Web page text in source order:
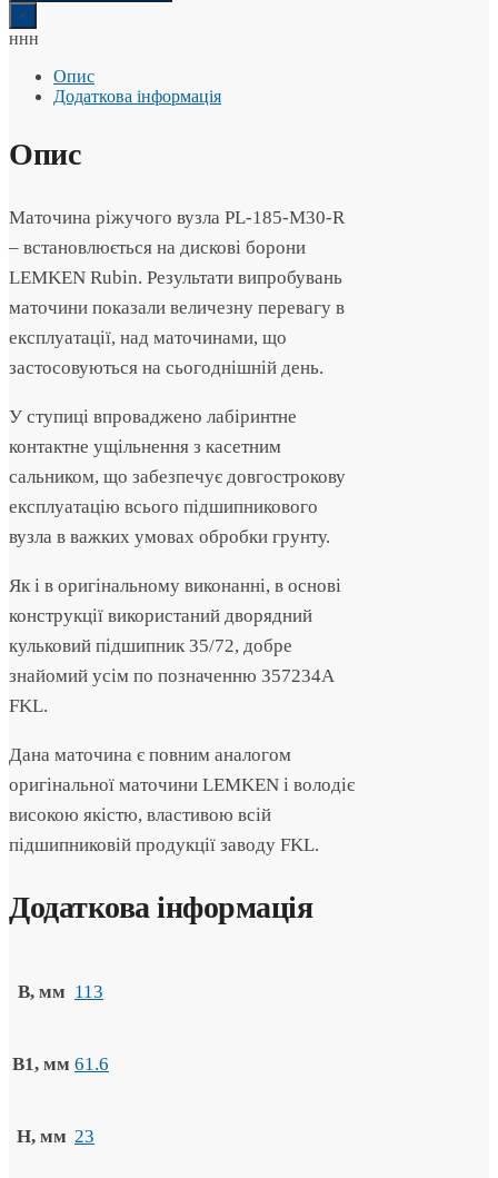
×
ннн
Опис
Додаткова інформація
Опис
Маточина ріжучого вузла PL-185-M30-R
– встановлюється на дискові борони
LEMKEN Rubin. Результати випробувань
маточини показали величезну перевагу в
експлуатації, над маточинами, що
застосовуються на сьогоднішній день.
У ступиці впроваджено лабіринтне
контактне ущільнення з касетним
сальником, що забезпечує довгострокову
експлуатацію всього підшипникового
вузла в важких умовах обробки грунту.
Як і в оригінальному виконанні, в основі
конструкції використаний дворядний
кульковий підшипник 35/72, добре
знайомий усім по позначенню 357234А
FKL.
Дана маточина є повним аналогом
оригінальної маточини LEMKEN і володіє
високою якістю, властивою всій
підшипниковій продукції заводу FKL.
Додаткова інформація
B, мм 113
B1, мм 61.6
H, мм 23